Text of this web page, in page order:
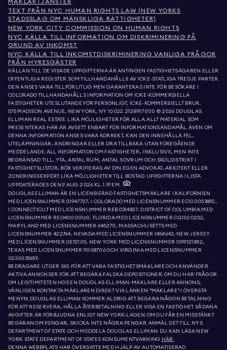
MÄKLARTJÄNSTER
TEXT FRÅN NYC HUMAN RIGHTS LAW (NEW YORKS
STADSSLAG OM MÄNSKLIGA RÄTTIGHETER)
NEW YORK CITY COMMISSION ON HUMAN RIGHTS
NYC KÄLLA TILL INFORMATION OM DISKRIMINERING PÅ
GRUND AV INKOMST
NYC KÄLLA TILL INKOMSTDISKRIMINERING VANLIGA FRÅGOR
FRÅN HYRESGÄSTER
KÄLLAN TILL DE VISADE UPPGIFTERNA ÄR ANTINGEN FASTIGHETSÄGAREN ELLER
OFFENTLIGA REGISTER SOM TILLHANDAHÅLLS AV ICKE-STATLIGA TREDJE PARTER.
DEN ANSES VARA TILLFÖRLITLIG MEN GARANTERAS INTE. FÖR BESÖKARE I
COLORADO TILLHANDAHÅLLS INFORMATION OM ICKE-KOMMERSIELLA
FASTIGHETER UTESLUTANDE FÖR PERSONLIGT, ICKE-KOMMERSIELLT BRUK.
575 MADISON AVENUE, NEW YORK, NY 10022.212.891.7000 © 2026 DOUGLAS
ELLIMAN REAL ESTATE. LIKA MÖJLIGHETER FÖR ALLA. ALLT MATERIAL SOM
PRESENTERAS HÄR ÄR AVSETT ENBART FÖR INFORMATIONSÄNDAMÅL. ÄVEN OM
DENNA INFORMATION ANSES VARA KORREKT, KAN DEN INNEHÅLLA FEL,
UTELÄMNINGAR, ÄNDRINGAR ELLER DRA TILLBAKA UTAN FÖREGÅENDE
MEDDELANDE. ALL INFORMATION OM FASTIGHETER, INKLUSIVE, MEN INTE
BEGRÄNSAD TILL, YTA, ANTAL RUM, ANTAL SOVRUM OCH SKOLDISTRIKT I
FASTIGHETSLISTOR, BÖR VERIFIERAS AV DIN EGEN ADVOKAT, ARKITEKT ELLER
ZONERINGSEXPERT. LIKA MÖJLIGHETER TILL BOSTAD. UPPGIFTERNA I LISTA
UPPDATERADES DEN 9 AUG. 2026 KL. 1:19 EM.
DOUGLAS ELLIMAN ÄR EN LICENSIERAD FASTIGHETSMÄKLARE I KALIFORNIEN
MED LICENSNUMMER 01947727, I COLORADO MED LICENSNUMMER EC100053892,
I CONNECTICUT MED LICENSNUMMER REB.0314827, DISTRICT OF COLUMBIA MED
LICENSNUMMER REO40000160, FLORIDA MED LICENSNUMMER CQ1020232,
MARYLAND MED LICENSNUMMER 645270, MASSACHUSETTS MED
LICENSNUMMER 422764, NEVADA MED LICENSNUMMER 1454643, NEW JERSEY
MED LICENSNUMMER 0572105, NEW YORK MED LICENSNUMMER 10991211812,
TEXAS MED LICENSNUMMER 9008706 OCH VIRGINIA MED LICENSNUMMER
0226035659.
BEDRAGARE UTGER SIG FÖR ATT VARA FASTIGHETSMÄKLARE OCH ANVÄNDER
AKTIVA ANNONSER FÖR ATT BEGÄRA FALSKA DEPOSITIONER. OM DU HAR FRÅGOR
OM LEGITIMITETEN HOS EN DOUGLAS ELLIMAN-MÄKLARE ELLER ANNONS,
VÄNLIGEN KONTAKTA MÄKLAREN DIREKT VIA LÄNKEN ”MÄKLARE” I ÖVERSTA
MENYN. DOUGLAS ELLIMAN KOMMER ALDRIG ATT BEGÄRA NÅGON BETALNING
FÖR ATT RESERVERA, HÅLLA ÅTERBETALNING ELLER VISA EN FASTIGHET. SÅDANA
AVGIFTER ÄR FÖRBJUDNA ENLIGT NEW YORK-LAGEN. OM DU FÅR EN MISSTÄNKT
BEGÄRAN OM PENGAR, SKICKA INTE NÅGRA PENGAR. ANMÄL DET TILL NYS
DEPARTMENT OF STATE OCH MEDDELA DOUGLAS ELLIMAN. DU KAN LÄSA NEW
YORK STATE DEPARTMENT OF STATES KONSUMENTVARNING HÄR.
DENNA WEBBPLATS HAR ÖVERSATTS MED HJÄLP AV AUTOMATISERAD